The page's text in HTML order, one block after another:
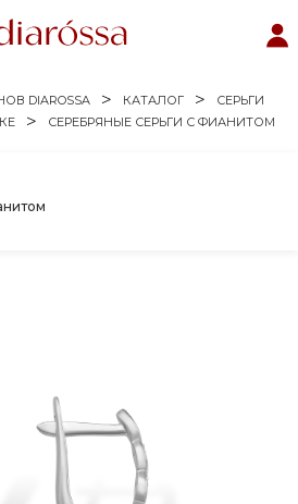
DIAROSSA КАТАЛОГ
СЕРЬГИ
СЕРЕБРЯНЫЕ СЕРЬГИ С ФИАНИТОМ